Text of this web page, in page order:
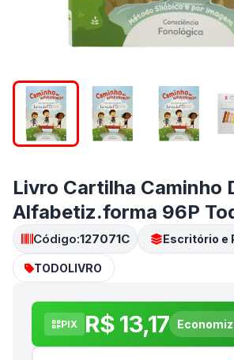
Livro Cartilha Caminho
Alfabetiz.forma 96P
Código:127071C Escritório e
TODOLIVRO
PIX R$ 13,17